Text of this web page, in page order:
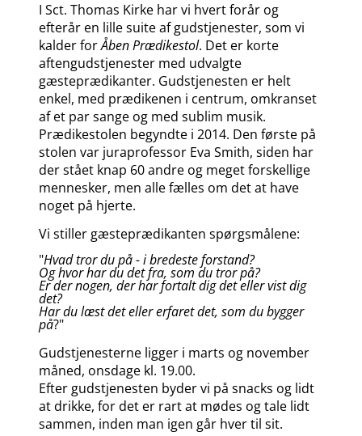
I Sct. Thomas Kirke har vi hvert forår og
efterår en lille suite af gudstjenester, som vi
kalder forÅben Prædikestol. Det er korte
aftengudstjenester med udvalgte
gæsteprædikanter. Gudstjenesten er helt
enkel, med prædikenen i centrum, omkranset
af et par sange og med sublim musik.
Prædikestolen begyndte i 2014. Den første på
stolen var juraprofessor Eva Smith, siden har
der stået knap 60 andre og meget forskellige
mennesker, men alle fælles om det at have
noget på hjerte.
Vi stiller gæsteprædikanten spørgsmålene:
"Hvad tror du på - i bredeste forstand?
Og hvor har du det fra, som du tror på?
Er der nogen, der har fortalt dig det eller vist dig
det?
Har du læst det eller erfaret det, som du bygger
på?"
Gudstjenesterne ligger i marts og november
måned, onsdage kl. 19.00.
Efter gudstjenesten byder vi på snacks og lidt
at drikke, for det er rart at mødes og tale lidt
sammen, inden man igen går hver til sit.